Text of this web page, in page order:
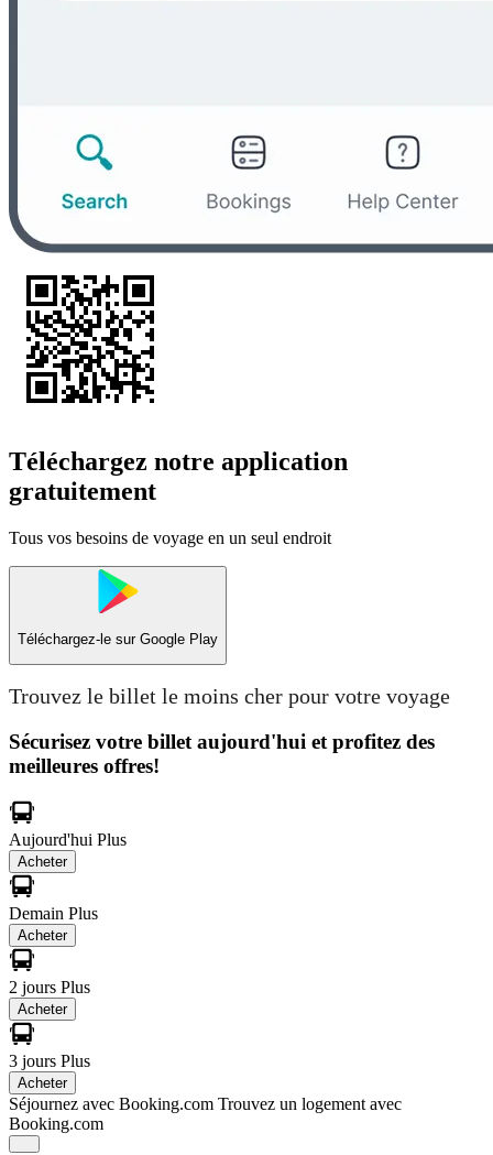
Téléchargez notre application
gratuitement
Tous vos besoins de voyage en un seul endroit
Téléchargez-le sur Google Play
Trouvez le billet le moins cher pour votre voyage
Sécurisez votre billet aujourd'hui et profitez des
meilleures offres!
Aujourd'hui Plus
Acheter
Demain Plus
Acheter
2 jours Plus
Acheter
3 jours Plus
Acheter
Séjournez avec Booking.com Trouvez un logement avec
Booking.com